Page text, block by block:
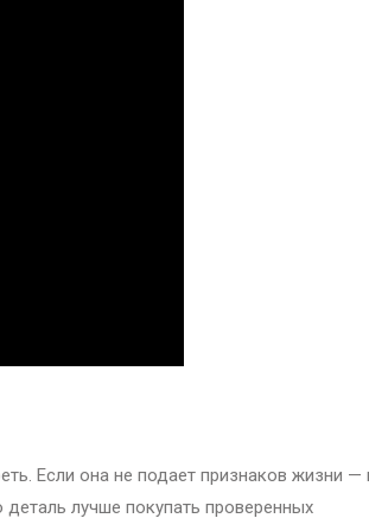
Если она не подает признаков жизни —
лучше покупать проверенных